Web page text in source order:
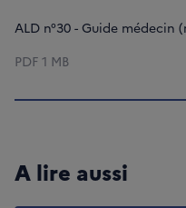
ALD n°30 - Guide médecin
PDF 1 MB
A lire aussi